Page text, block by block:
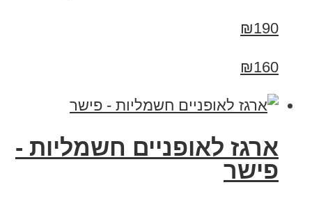
₪190
₪160
ארגז לאופניים חשמליות -
פישר